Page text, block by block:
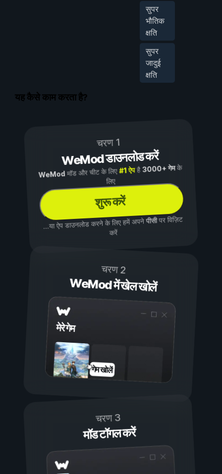
सुपर
भौतिक
क्षति
सुपर
जादुई
क्षति
यह कैसे काम करता है?
चरण 1
WeMod डाउनलोड करें
WeMod मॉड और चीट के लिए#1 ऐपहै3000+ गेमके
लिए
शुरू करें
...या ऐप डाउनलोड करने के लिए हमें अपनेपीसीपर विज़िट
करें
चरण 2
WeMod में खेल खोलें
मेरे गेम
गेम खोलें
चरण 3
मॉड टॉगल करें